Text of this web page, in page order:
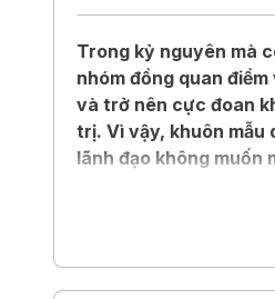
Trong kỷ nguyên mà
nhóm đồng quan
và trở nên cực đoan
trị. Vì vậy, khuôn mẫu
lãnh đạo không muốn
Dựa trên chương
các trường hợp thực